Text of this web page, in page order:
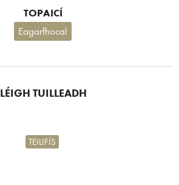
TOPAICÍ
Eagarfhocal
LÉIGH TUILLEADH
TEILIFÍS